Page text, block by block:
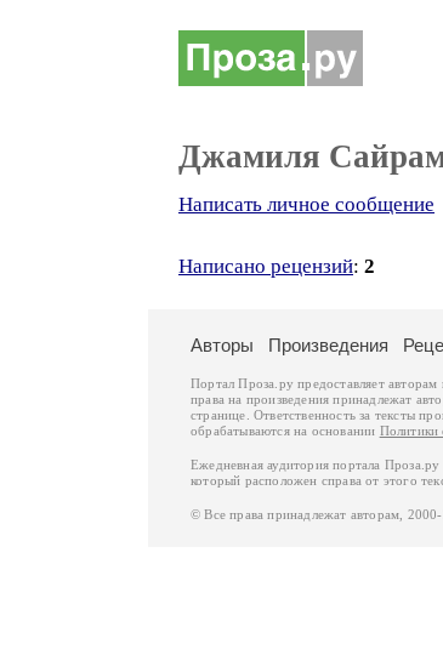
Джамиля
Написать личное сообщение
Написано рецензий: 2
Авторы Произведения
Портал Проза.ру предоставляет
права на произведения принадлежат
странице. Ответственность за тексты
обрабатываются на основании Политики
Ежедневная аудитория портала
который расположен справа от этого
© Все права принадлежат авторам,